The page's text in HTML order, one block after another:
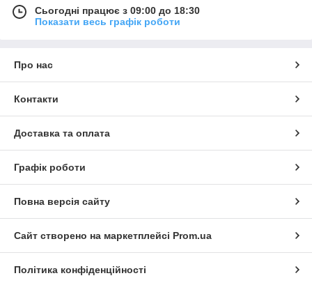
модели. Электроприводы Lufberg – это европейские
технологии по разумной цене!
Сьогодні працює з 09:00 до 18:30
Показати весь графік роботи
Про нас
Контакти
Доставка та оплата
Графік роботи
Повна версія сайту
Сайт створено на маркетплейсі Prom.ua
Політика конфіденційності